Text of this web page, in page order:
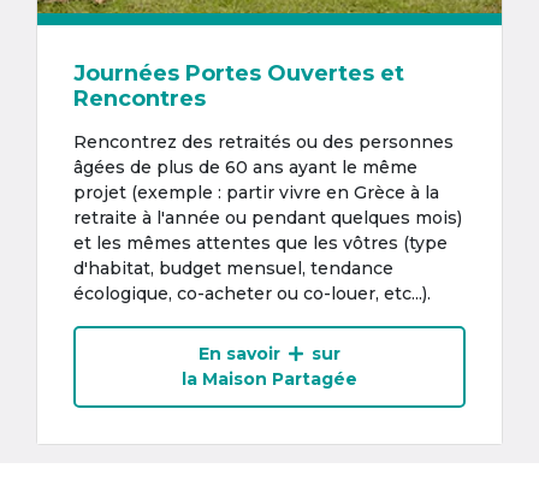
Journées Portes Ouvertes et
Rencontres
Rencontrez des retraités ou des personnes
âgées de plus de 60 ans ayant le même
projet (exemple : partir vivre en Grèce à la
retraite à l'année ou pendant quelques mois)
et les mêmes attentes que les vôtres (type
d'habitat, budget mensuel, tendance
écologique, co-acheter ou co-louer, etc...).
En savoir
sur
la Maison Partagée